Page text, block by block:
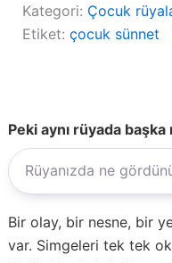
Kategori: Çocuk
Etiket: çocuk sünnet
Peki aynı rüyada başka
Bir olay, bir nesne, bir
var. Simgeleri tek tek